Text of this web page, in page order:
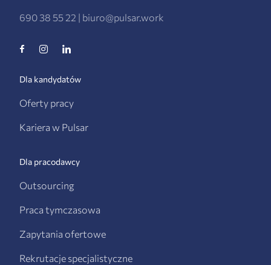
690 38 55 22 | biuro@pulsar.work
Dla kandydatów
Oferty pracy
Kariera w Pulsar
Dla pracodawcy
Outsourcing
Praca tymczasowa
Zapytania ofertowe
Rekrutacje specjalistyczne